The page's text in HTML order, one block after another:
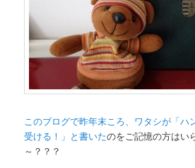
このブログで昨年末ころ、ワタシが「ハ
受ける！」と書いたのをご記憶の方はい
～？？？